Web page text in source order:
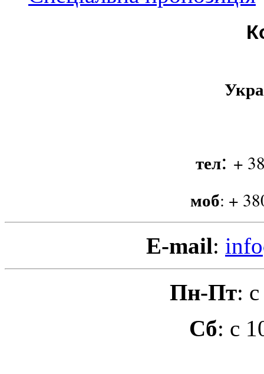
тел: +
моб: +
E-mail: info
Пн-Пт:
Сб: с